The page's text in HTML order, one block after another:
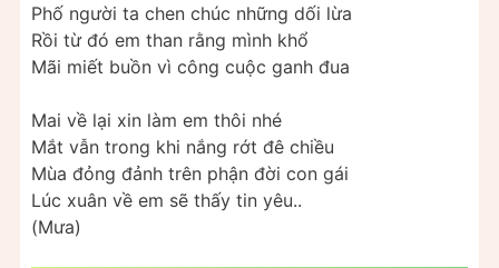
Phố người ta chen chúc những dối lừa
Rồi từ đó em than rằng mình khổ
Mãi miết buồn vì công cuộc ganh đua
Mai về lại xin làm em thôi nhé
Mắt vẫn trong khi nắng rớt đê chiều
Mùa đỏng đảnh trên phận đời con gái
Lúc xuân về em sẽ thấy tin yêu..
(Mưa)